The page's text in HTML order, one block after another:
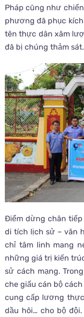
Pháp cũng như
phương đã phục
tên thực dân xâm
đã bị chúng thảm sát.
Điểm dừng chân
di tích lịch sử – văn
chỉ tâm linh mang
những giá trị kiến
sử cách mạng.
che giấu cán bộ
cung cấp lương
dầu hôi… cho bộ